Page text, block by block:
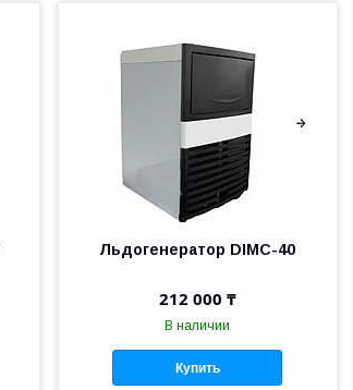
Льдогенератор DIMC-40
212 000 ₸
В наличии
Купить